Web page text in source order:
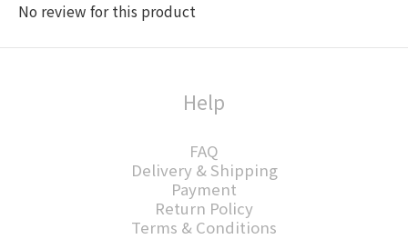
No review for this product
Help
FAQ
Delivery & Shipping
Payment
Return Policy
Terms & Conditions